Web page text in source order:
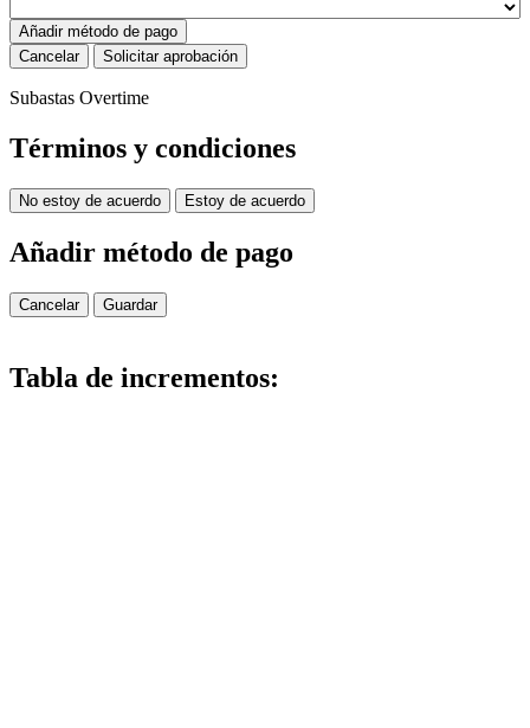
Añadir método de pago
Cancelar
Solicitar aprobación
Subastas Overtime
Términos y condiciones
No estoy de acuerdo Estoy de acuerdo
Añadir método de pago
Cancelar Guardar
Tabla de incrementos: